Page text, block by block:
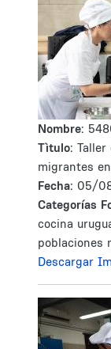
Nombre:
Tìtulo: Taller
migrantes
Fecha: 05/
Categorías
cocina
poblaciones
Descargar